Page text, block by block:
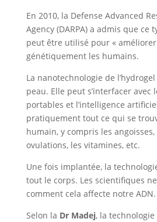
En 2010, la Defense Advanced
Agency (DARPA) a admis que ce
peut être utilisé pour «
génétiquement les humains.
La nanotechnologie de
peau. Elle peut s’interfacer avec
portables et l’intelligence
pratiquement tout ce qui se
humain, y compris les
ovulations, les vitamines, etc.
Une fois implantée, la
tout le corps. Les scientifiques
comment cela affecte notre ADN.
Selon la Dr Madej, la technologie